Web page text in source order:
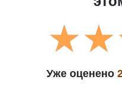
Уже оценено